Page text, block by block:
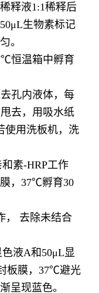
释液1:1稀释后
生物素标记
。
恒温箱中孵育
孔内液体，每
去，用吸水纸
使用洗板机，洗
素-HRP工作
，37℃孵育30
， 去除未结合
液A和50μL显
板膜，37℃避光
呈现蓝色。